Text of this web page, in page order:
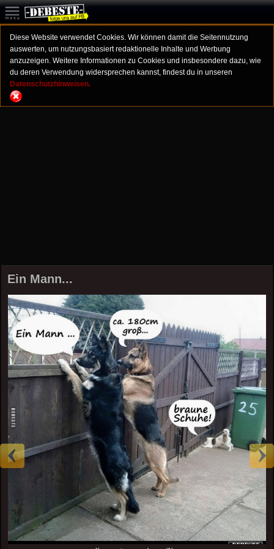
Diese Website verwendet Cookies. Wir können damit die Seitennutzung
auswerten, um nutzungsbasiert redaktionelle Inhalte und Werbung
anzuzeigen. Weitere Informationen zu Cookies und insbesondere dazu, wie
du deren Verwendung widersprechen kannst, findest du in unseren
Datenschutzhinweisen.
Ein Mann...